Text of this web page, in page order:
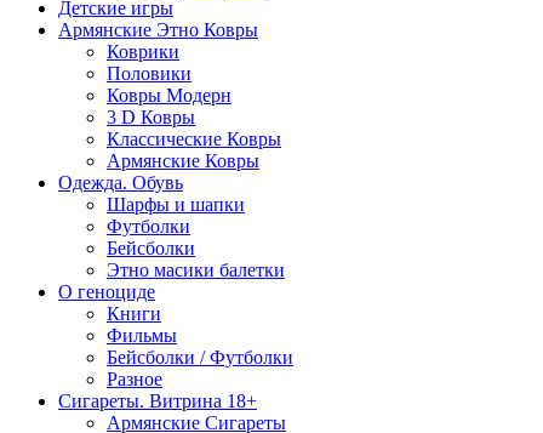
Детские игры
Армянские Этно Ковры
Коврики
Половики
Ковры Модерн
3 D Ковры
Классические Ковры
Армянские Ковры
Одежда. Обувь
Шарфы и шапки
Футболки
Бейсболки
Этно масики балетки
О геноциде
Книги
Фильмы
Бейсболки / Футболки
Разное
Сигареты. Витрина 18+
Армянские Сигареты